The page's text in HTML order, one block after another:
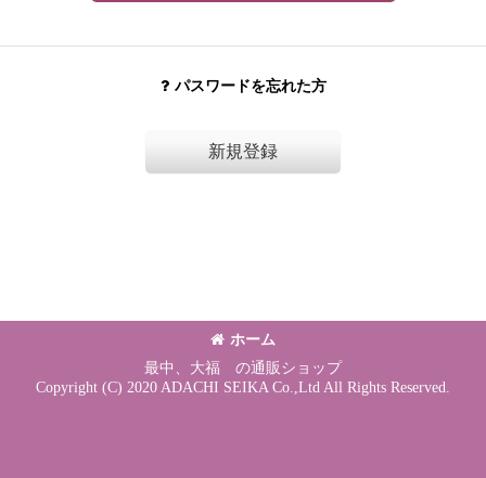
パスワードを忘れた方
新規登録
ホーム
最中、大福 の通販ショップ
Copyright (C) 2020 ADACHI SEIKA Co.,Ltd All Rights Reserved.